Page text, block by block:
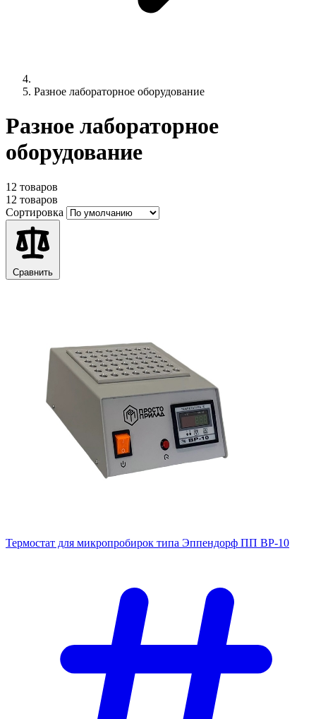
Разное лабораторное оборудование
Разное лабораторное
оборудование
12 товаров
12 товаров
Сортировка
Сравнить
Термостат для микропробирок типа Эппендорф ПП ВР-10